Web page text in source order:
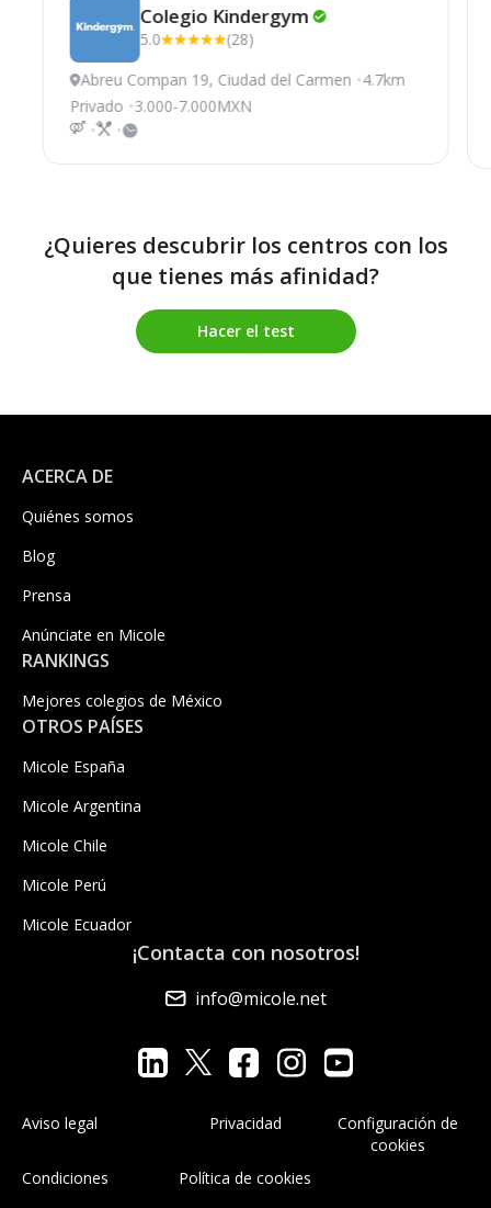
Colegio Kindergym
5.0
(28)
Abreu Compan 19, Ciudad del Carmen 4.7km
Privado
3.000-7.000MXN
¿Quieres descubrir los centros con los
que tienes más afinidad?
Hacer el test
ACERCA DE
Quiénes somos
Blog
Prensa
Anúnciate en Micole
RANKINGS
Mejores colegios de México
OTROS PAÍSES
Micole España
Micole Argentina
Micole Chile
Micole Perú
Micole Ecuador
¡Contacta con nosotros!
info@micole.net
Aviso legal Privacidad
Configuración de
cookies
Condiciones
Política de cookies